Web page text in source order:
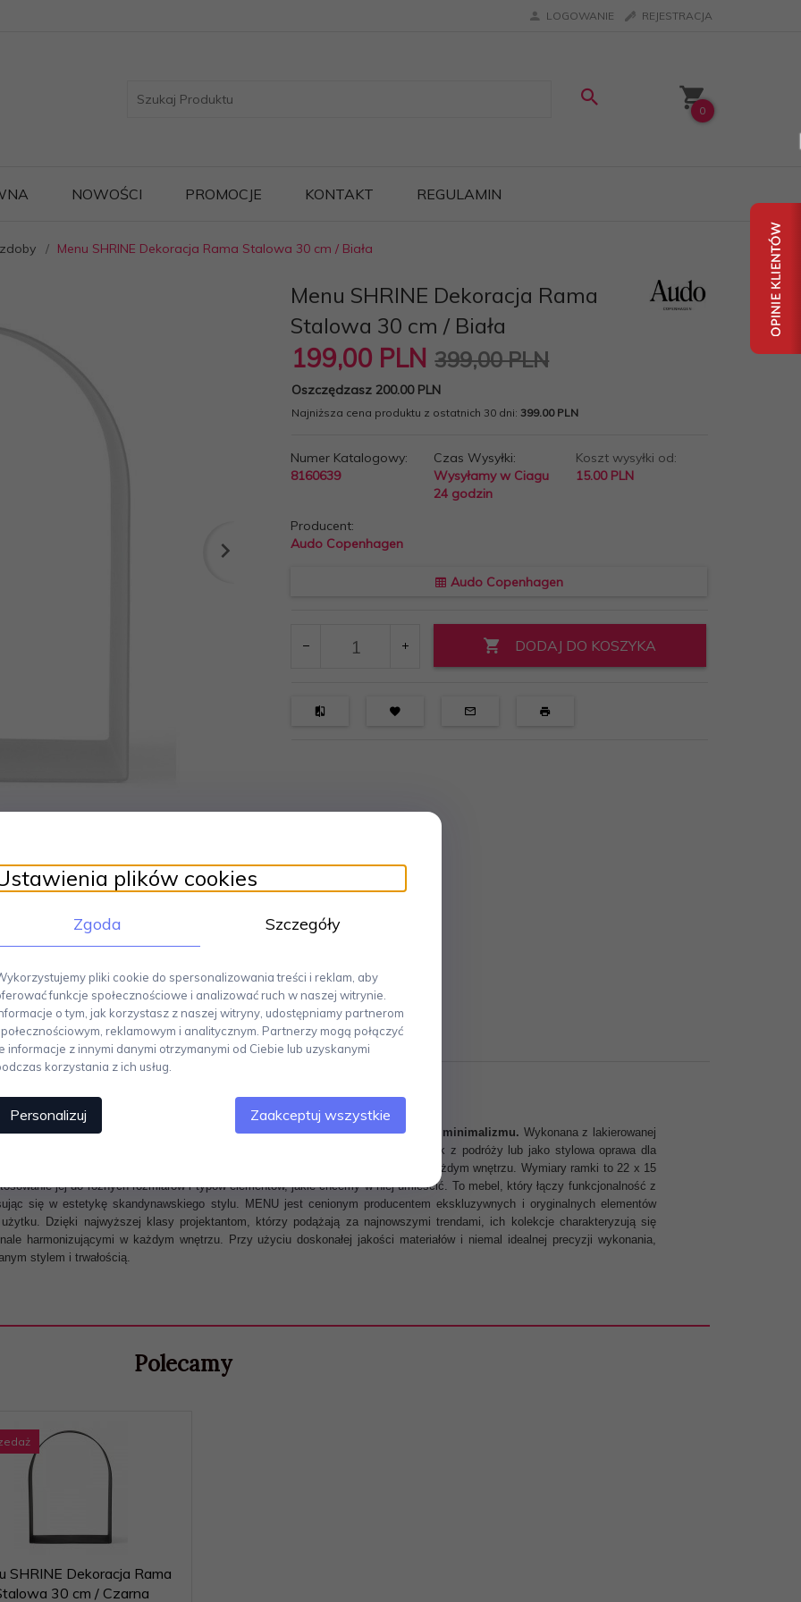
LOGOWANIE REJESTRACJA
0
NOWOŚCI PROMOCJE KONTAKT REGULAMIN
Menu SHRINE Dekoracja Rama Stalowa 30 cm / Biała
Menu SHRINE Dekoracja Rama
Stalowa 30 cm / Biała
199,00 PLN 399,00 PLN
Oszczędzasz 200.00 PLN
Najniższa cena produktu z ostatnich 30 dni:399.00 PLN
Numer Katalogowy:
8160639
Czas Wysyłki:
Wysyłamy w Ciagu
24 godzin
Koszt wysyłki od:
15.00 PLN
Producent:
Audo Copenhagen
Audo Copenhagen
DODAJ DO KOSZYKA
Note Design Studio, doskonale odzwierciedla esencję skandynawskiego minimalizmu. Wykonana z lakierowanej
co czyni ją idealnym elementem dekoracyjnym do eksponowania zdjęć, pamiątek z podróży lub jako stylowa oprawa dla
tego, w jaki sposób zostanie użyta, ta ramka będzie efektownym dodatkiem w każdym wnętrzu. Wymiary ramki to 22 x 15
jej do różnych rozmiarów i typów elementów, jakie chcemy w niej umieścić. To mebel, który łączy funkcjonalność z
się w estetykę skandynawskiego stylu. MENU jest cenionym producentem ekskluzywnych i oryginalnych elementów
Dzięki najwyższej klasy projektantom, którzy podążają za najnowszymi trendami, ich kolekcje charakteryzują się
harmonizującymi w każdym wnętrzu. Przy użyciu doskonałej jakości materiałów i niemal idealnej precyzji wykonania,
stylem i trwałością.
Polecamy
SHRINE Dekoracja Rama
30 cm / Czarna
plików cookies
Zgoda Szczegóły
pliki cookie do spersonalizowania treści i reklam, aby
funkcje społecznościowe i analizować ruch w naszej witrynie.
o tym, jak korzystasz z naszej witryny, udostępniamy partnerom
reklamowym i analitycznym. Partnerzy mogą połączyć
informacje z innymi danymi otrzymanymi od Ciebie lub uzyskanymi
korzystania z ich usług.
Personalizuj Zaakceptuj wszystkie